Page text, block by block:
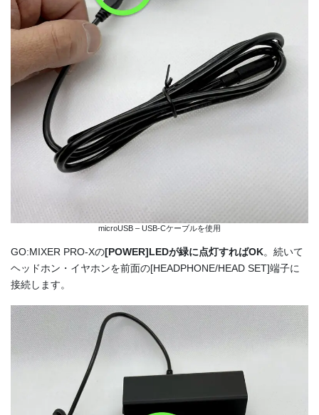
microUSB – USB-Cケーブルを使用
GO:MIXER PRO-Xの[POWER]LEDが緑に点灯すればOK。続いて
ヘッドホン・イヤホンを前面の[HEADPHONE/HEAD SET]端子に
接続します。